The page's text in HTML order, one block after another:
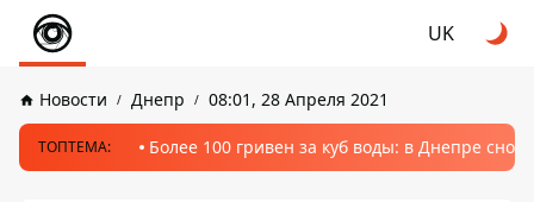
UK
Новости Днепр 08:01, 28 Апреля 2021
ТОПТЕМА: Более 100 гривен за куб воды: в Днепре